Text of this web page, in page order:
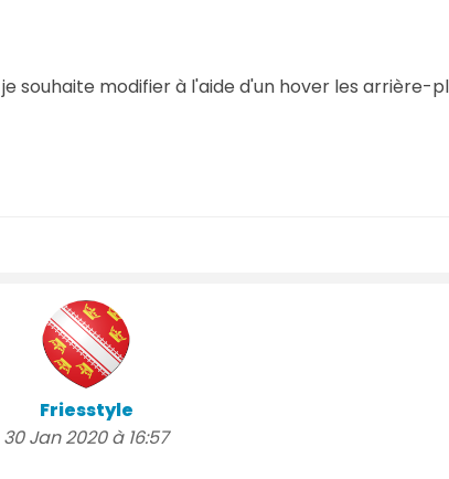
souhaite modifier à l'aide d'un hover les arrière-
Friesstyle
30 Jan 2020 à 16:57